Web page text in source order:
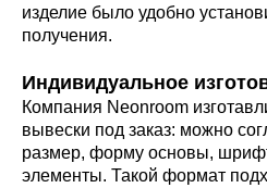
изделие было удобно
получения.
Индивидуальное
Компания Neonroom
вывески под заказ: можно
размер, форму основы,
элементы. Такой формат